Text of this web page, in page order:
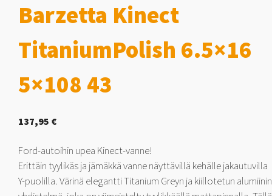
Barzetta Kinect
TitaniumPolish 6.5×16
5×108 43
137,95 €
Ford-autoihin upea Kinect-vanne!
Erittäin tyylikäs ja jämäkkä vanne näyttävillä kehälle jakautuvilla
Y-puolilla. Värinä elegantti Titanium Greyn ja kiillotetun alumiinin